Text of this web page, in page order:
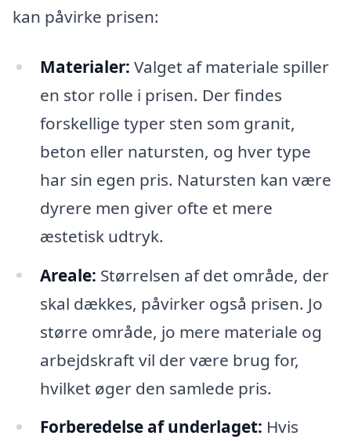
kan påvirke prisen:
Materialer: Valget af materiale spiller
en stor rolle i prisen. Der findes
forskellige typer sten som granit,
beton eller natursten, og hver type
har sin egen pris. Natursten kan være
dyrere men giver ofte et mere
æstetisk udtryk.
Areale: Størrelsen af det område, der
skal dækkes, påvirker også prisen. Jo
større område, jo mere materiale og
arbejdskraft vil der være brug for,
hvilket øger den samlede pris.
Forberedelse af underlaget: Hvis